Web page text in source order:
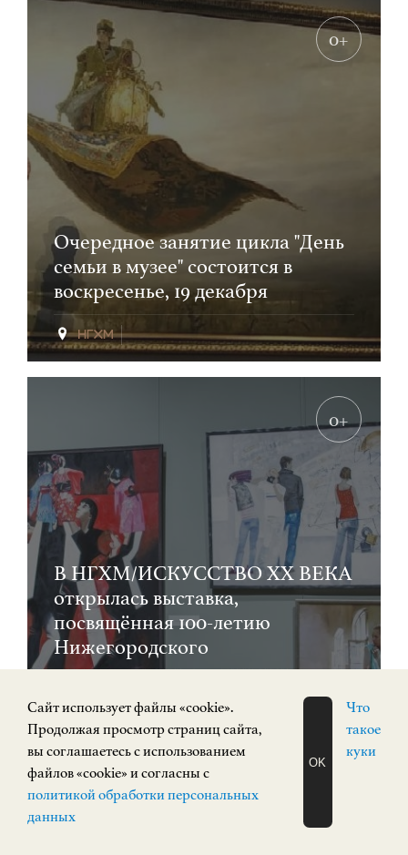
0+
Очередное занятие цикла "День
семьи в музее" состоится в
воскресенье, 19 декабря
0+
В НГХМ/ИСКУССТВО XX ВЕКА
открылась выставка,
посвящённая 100-летию
Нижегородского
художественного училища
ЗАПИСАТЬСЯ
НА ЭКСКУРСИЮ
Cайт использует файлы «cookie».
Продолжая просмотр страниц сайта,
вы соглашаетесь с использованием
файлов «cookie» и согласны с
политикой обработки персональных
данных
OK
Что
такое
куки